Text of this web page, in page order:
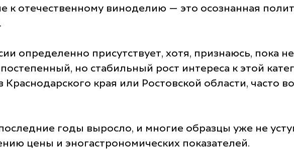
к отечественному виноделию — это осознанная
определенно присутствует, хотя, признаюсь, пока
но стабильный рост интереса к этой
края или Ростовской области, часто
годы выросло, и многие образцы уже не
цены и эногастрономических показателей.